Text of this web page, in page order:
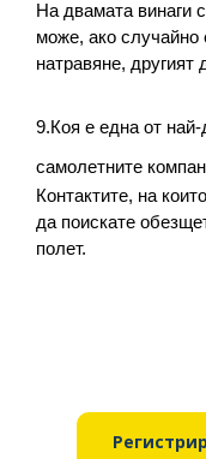
На двамата винаги
може, ако случайно
натравяне, другият
9.Коя е една от
самолетните
Контактите, на
да поискате
полет.